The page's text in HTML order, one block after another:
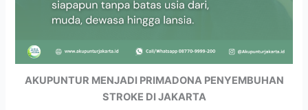
AKUPUNTUR MENJADI PRIMADONA PENYEMBUHAN
STROKE DI JAKARTA